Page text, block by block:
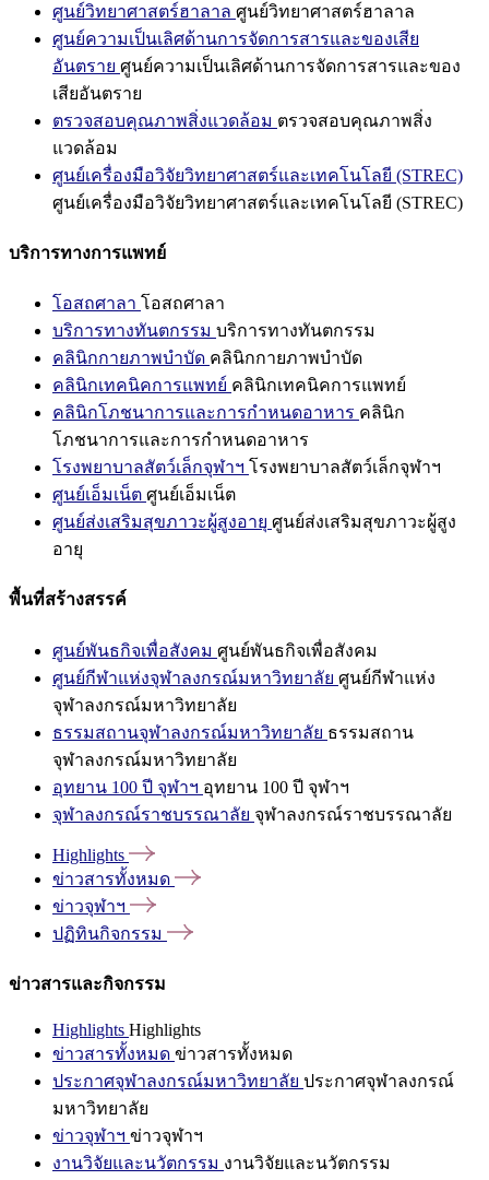
ศูนย์วิทยาศาสตร์ฮาลาล ศูนย์วิทยาศาสตร์ฮาลาล
ศูนย์ความเป็นเลิศด้านการจัดการสารและของเสีย
อันตราย ศูนย์ความเป็นเลิศด้านการจัดการสารและของ
เสียอันตราย
ตรวจสอบคุณภาพสิ่งแวดล้อม ตรวจสอบคุณภาพสิ่ง
แวดล้อม
ศูนย์เครื่องมือวิจัยวิทยาศาสตร์และเทคโนโลยี (STREC)
ศูนย์เครื่องมือวิจัยวิทยาศาสตร์และเทคโนโลยี (STREC)
บริการทางการแพทย์
โอสถศาลา โอสถศาลา
บริการทางทันตกรรม บริการทางทันตกรรม
คลินิกกายภาพบำบัด คลินิกกายภาพบำบัด
คลินิกเทคนิคการแพทย์ คลินิกเทคนิคการแพทย์
คลินิกโภชนาการและการกำหนดอาหาร คลินิก
โภชนาการและการกำหนดอาหาร
โรงพยาบาลสัตว์เล็กจุฬาฯ โรงพยาบาลสัตว์เล็กจุฬาฯ
ศูนย์เอ็มเน็ต ศูนย์เอ็มเน็ต
ศูนย์ส่งเสริมสุขภาวะผู้สูงอายุ ศูนย์ส่งเสริมสุขภาวะผู้สูง
อายุ
พื้นที่สร้างสรรค์
ศูนย์พันธกิจเพื่อสังคม ศูนย์พันธกิจเพื่อสังคม
ศูนย์กีฬาแห่งจุฬาลงกรณ์มหาวิทยาลัย ศูนย์กีฬาแห่ง
จุฬาลงกรณ์มหาวิทยาลัย
ธรรมสถานจุฬาลงกรณ์มหาวิทยาลัย ธรรมสถาน
จุฬาลงกรณ์มหาวิทยาลัย
อุทยาน 100 ปี จุฬาฯ อุทยาน 100 ปี จุฬาฯ
จุฬาลงกรณ์ราชบรรณาลัย จุฬาลงกรณ์ราชบรรณาลัย
Highlights
ข่าวสารทั้งหมด
ข่าวจุฬาฯ
ปฏิทินกิจกรรม
ข่าวสารและกิจกรรม
Highlights Highlights
ข่าวสารทั้งหมด ข่าวสารทั้งหมด
ประกาศจุฬาลงกรณ์มหาวิทยาลัย ประกาศจุฬาลงกรณ์
มหาวิทยาลัย
ข่าวจุฬาฯ ข่าวจุฬาฯ
งานวิจัยและนวัตกรรม งานวิจัยและนวัตกรรม